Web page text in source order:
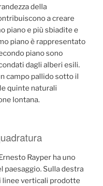
della
a creare
piano e più sbiadite e
piano è rappresentato
piano sono
dagli alberi esili.
campo pallido sotto il
quinte naturali
lontana.
Rayper ha uno
paesaggio. Sulla destra
linee verticali prodotte